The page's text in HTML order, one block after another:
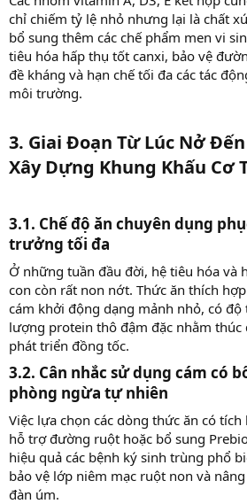
chỉ chiếm tỷ lệ nhỏ nhưng lại là chất
bổ sung thêm các chế phẩm men vi
tiêu hóa hấp thụ tốt canxi, bảo vệ
đề kháng và hạn chế tối đa các tác
môi trường.
3. Giai Đoạn Từ Lúc Nở
Xây Dựng Khung Khấu Cơ
3.1. Chế độ ăn chuyên dụng
trưởng tối đa​
Ở những tuần đầu đời, hệ tiêu hóa và
con còn rất non nớt. Thức ăn thích
cám khởi động dạng mảnh nhỏ, có độ
lượng protein thô đậm đặc nhằm thúc
phát triển đồng tốc.
3.2. Cân nhắc sử dụng cám có
phòng ngừa tự nhiên​
Việc lựa chọn các dòng thức ăn có tích
hỗ trợ đường ruột hoặc bổ sung
hiệu quả các bệnh ký sinh trùng phổ
bảo vệ lớp niêm mạc ruột non và
đàn úm.